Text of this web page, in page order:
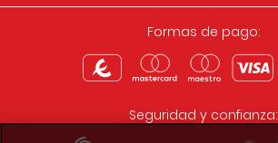
Formas de pago:
Seguridad y confianza: